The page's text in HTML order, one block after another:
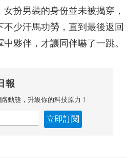
扮男裝的身份並未被揭穿，
少汗馬功勞，直到最後返回
夥伴，才讓同伴嚇了一跳。
報
動態，升級你的科技原力！
立即訂閱